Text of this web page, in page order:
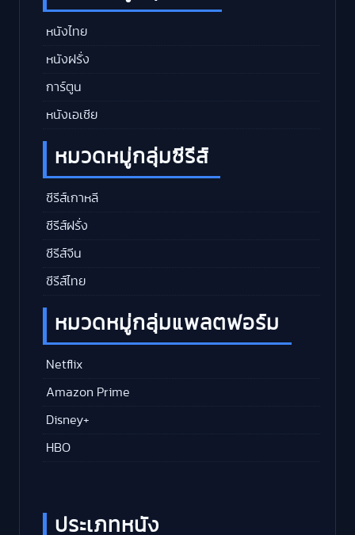
หนังไทย
หนังฝรั่ง
การ์ตูน
หนังเอเชีย
หมวดหมู่กลุ่มซีรีส์
ซีรีส์เกาหลี
ซีรีส์ฝรั่ง
ซีรีส์จีน
ซีรีส์ไทย
หมวดหมู่กลุ่มแพลตฟอร์ม
Netflix
Amazon Prime
Disney+
HBO
ประเภทหนัง